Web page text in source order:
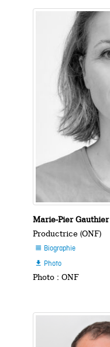
Marie-Pier Gauthier
Productrice (ONF)
 Biographie
 Photo
Photo : ONF